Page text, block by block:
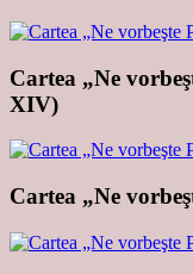
Cartea „Ne
XIV)
Cartea „Ne